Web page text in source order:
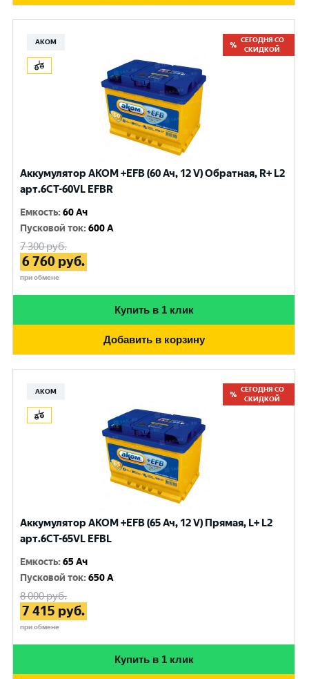
АКОМ
СЕГОДНЯ СО
СКИДКОЙ
Аккумулятор AKOM +EFB (60 Ач, 12 V) Обратная, R+ L2
арт.6CТ-60VL EFBR
Емкость:60 Ач
Пусковой ток:600 A
7 300руб.
6 760 руб.
при обмене
Купить в 1 клик
Добавить в корзину
АКОМ
СЕГОДНЯ СО
СКИДКОЙ
Аккумулятор AKOM +EFB (65 Ач, 12 V) Прямая, L+ L2
арт.6СТ-65VL EFBL
Емкость:65 Ач
Пусковой ток:650 A
8 000руб.
7 415 руб.
при обмене
Купить в 1 клик